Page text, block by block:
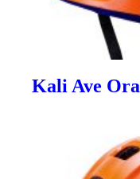
Kali Ave